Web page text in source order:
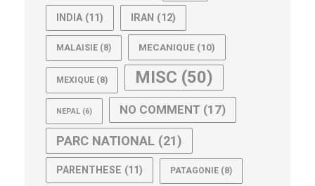
INDIA (11) IRAN (12)
MALAISIE (8) MECANIQUE (10)
MEXIQUE (8) MISC (50)
NEPAL (6) NO COMMENT (17)
PARC NATIONAL (21)
PARENTHESE (11) PATAGONIE (8)